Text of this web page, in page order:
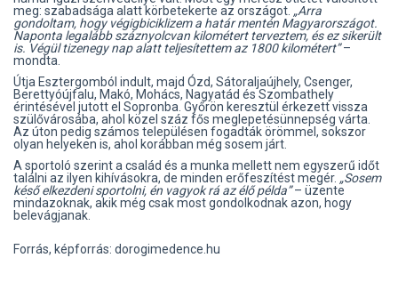
meg: szabadsága alatt körbetekerte az országot. „Arra
gondoltam, hogy végigbiciklizem a határ mentén Magyarországot.
Naponta legalább száznyolcvan kilométert terveztem, és ez sikerült
is. Végül tizenegy nap alatt teljesítettem az 1800 kilométert”–
mondta.
Útja Esztergomból indult, majd Ózd, Sátoraljaújhely, Csenger,
Berettyóújfalu, Makó, Mohács, Nagyatád és Szombathely
érintésével jutott el Sopronba. Győrön keresztül érkezett vissza
szülővárosába, ahol közel száz fős meglepetésünnepség várta.
Az úton pedig számos településen fogadták örömmel, sokszor
olyan helyeken is, ahol korábban még sosem járt.
A sportoló szerint a család és a munka mellett nem egyszerű időt
találni az ilyen kihívásokra, de minden erőfeszítést megér. „Sosem
késő elkezdeni sportolni, én vagyok rá az élő példa”– üzente
mindazoknak, akik még csak most gondolkodnak azon, hogy
belevágjanak.
Forrás, képforrás: dorogimedence.hu